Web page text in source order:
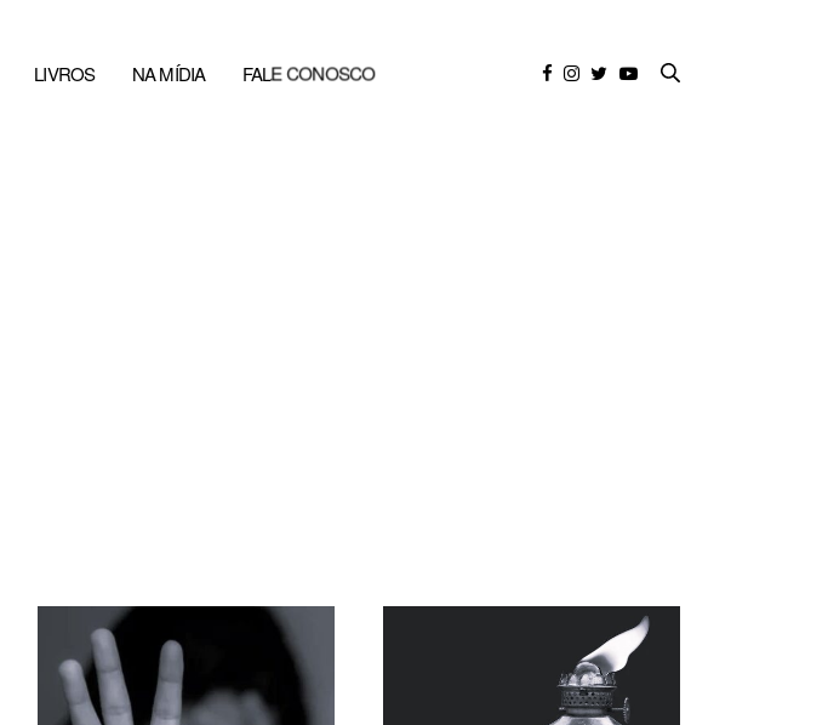
LIVROS NA MÍDIA FALE CONOSCO